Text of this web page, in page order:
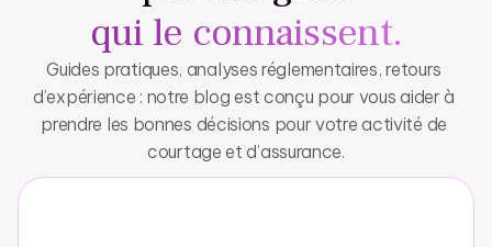
qui le connaissent.
Guides pratiques, analyses réglementaires, retours
d’expérience : notre blog est conçu pour vous aider à
prendre les bonnes décisions pour votre activité de
courtage et d’assurance.